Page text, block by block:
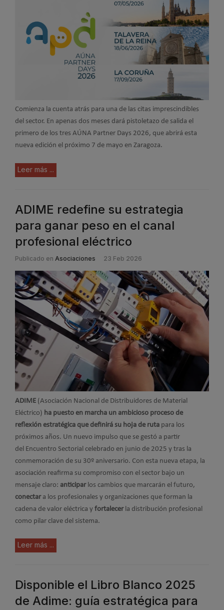
Comienza la cuenta atrás para una de las citas imprescindibles
del sector. En apenas dos meses dará pistoletazo de salida el
primero de los tres AÚNA Partner Days 2026, que abrirá esta
nueva edición el próximo 7 de mayo en Zaragoza.
Leer más ...
ADIME redefine su estrategia
para ganar peso en el canal
profesional eléctrico
Publicado en Asociaciones 23 Feb 2026
ADIME (Asociación Nacional de Distribuidores de Material
Eléctrico) ha puesto en marcha un ambicioso proceso de
reflexión estratégica que definirá su hoja de ruta para los
próximos años. Un nuevo impulso que se gestó a partir
del Encuentro Sectorial celebrado en junio de 2025 y tras la
conmemoración de su 30º aniversario. Con esta nueva etapa, la
asociación reafirma su compromiso con el sector bajo un
mensaje claro: anticiparlos cambios que marcarán el futuro,
conectara los profesionales y organizaciones que forman la
cadena de valor eléctrica y fortalecerla distribución profesional
como pilar clave del sistema.
Leer más ...
Disponible el Libro Blanco 2025
de Adime: guía estratégica para